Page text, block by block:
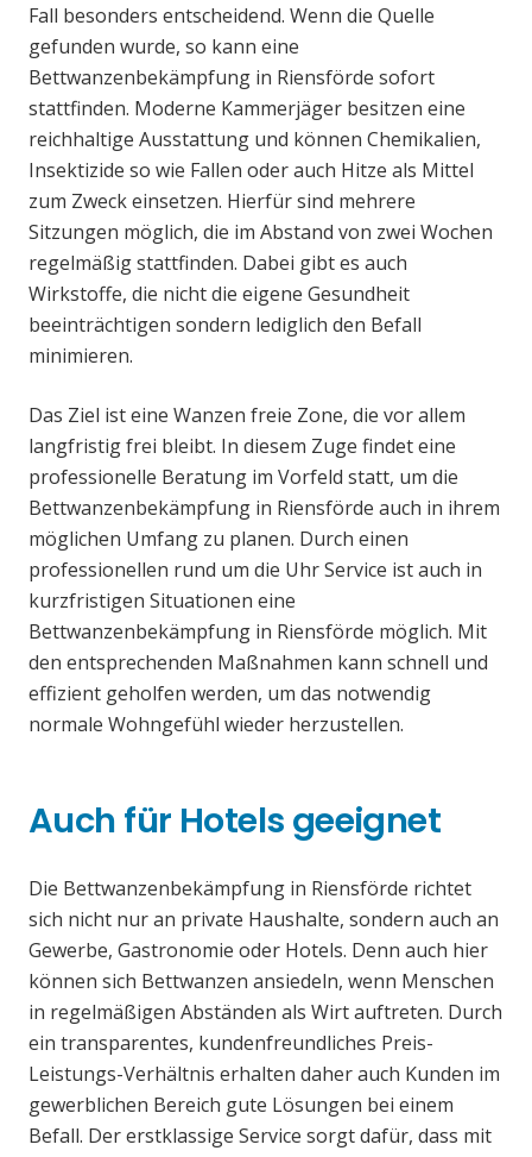
Fall besonders entscheidend. Wenn die Quelle
gefunden wurde, so kann eine
Bettwanzenbekämpfung in Riensförde sofort
stattfinden. Moderne Kammerjäger besitzen eine
reichhaltige Ausstattung und können Chemikalien,
Insektizide so wie Fallen oder auch Hitze als Mittel
zum Zweck einsetzen. Hierfür sind mehrere
Sitzungen möglich, die im Abstand von zwei Wochen
regelmäßig stattfinden. Dabei gibt es auch
Wirkstoffe, die nicht die eigene Gesundheit
beeinträchtigen sondern lediglich den Befall
minimieren.
Das Ziel ist eine Wanzen freie Zone, die vor allem
langfristig frei bleibt. In diesem Zuge findet eine
professionelle Beratung im Vorfeld statt, um die
Bettwanzenbekämpfung in Riensförde auch in ihrem
möglichen Umfang zu planen. Durch einen
professionellen rund um die Uhr Service ist auch in
kurzfristigen Situationen eine
Bettwanzenbekämpfung in Riensförde möglich. Mit
den entsprechenden Maßnahmen kann schnell und
effizient geholfen werden, um das notwendig
normale Wohngefühl wieder herzustellen.
Auch für Hotels geeignet
Die Bettwanzenbekämpfung in Riensförde richtet
sich nicht nur an private Haushalte, sondern auch an
Gewerbe, Gastronomie oder Hotels. Denn auch hier
können sich Bettwanzen ansiedeln, wenn Menschen
in regelmäßigen Abständen als Wirt auftreten. Durch
ein transparentes, kundenfreundliches Preis-
Leistungs-Verhältnis erhalten daher auch Kunden im
gewerblichen Bereich gute Lösungen bei einem
Befall. Der erstklassige Service sorgt dafür, dass mit